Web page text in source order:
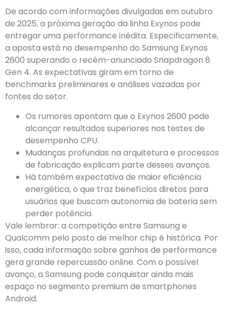
De acordo com informações divulgadas em outubro
de 2025, a próxima geração da linha Exynos pode
entregar uma performance inédita. Especificamente,
a aposta está no desempenho do Samsung Exynos
2600 superando o recém-anunciado Snapdragon 8
Gen 4. As expectativas giram em torno de
benchmarks preliminares e análises vazadas por
fontes do setor.
Os rumores apontam que o Exynos 2600 pode
alcançar resultados superiores nos testes de
desempenho CPU.
Mudanças profundas na arquitetura e processos
de fabricação explicam parte desses avanços.
Há também expectativa de maior eficiência
energética, o que traz benefícios diretos para
usuários que buscam autonomia de bateria sem
perder potência.
Vale lembrar: a competição entre Samsung e
Qualcomm pelo posto de melhor chip é histórica. Por
isso, cada informação sobre ganhos de performance
gera grande repercussão online. Com o possível
avanço, a Samsung pode conquistar ainda mais
espaço no segmento premium de smartphones
Android.